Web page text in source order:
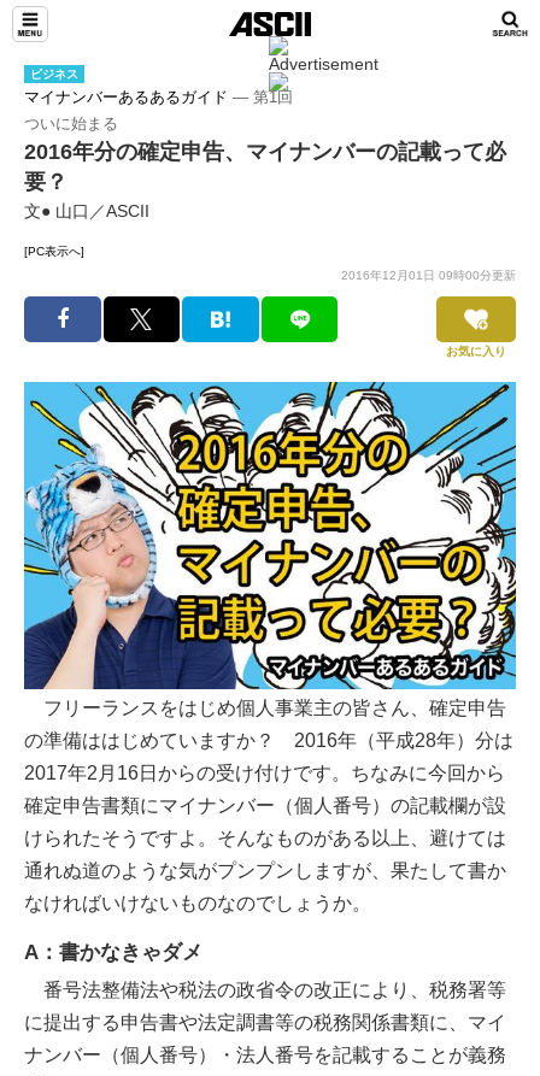
ビジネス
マイナンバーあるあるガイド ― 第1回
ついに始まる
2016年分の確定申告、マイナンバーの記載って必
要？
文● 山口／ASCII
[PC表示へ]
2016年12月01日 09時00分更新
お気に入り
フリーランスをはじめ個人事業主の皆さん、確定申告
の準備ははじめていますか？ 2016年（平成28年）分は
2017年2月16日からの受け付けです。ちなみに今回から
確定申告書類にマイナンバー（個人番号）の記載欄が設
けられたそうですよ。そんなものがある以上、避けては
通れぬ道のような気がプンプンしますが、果たして書か
なければいけないものなのでしょうか。
A：書かなきゃダメ
番号法整備法や税法の政省令の改正により、税務署等
に提出する申告書や法定調書等の税務関係書類に、マイ
ナンバー（個人番号）・法人番号を記載することが義務